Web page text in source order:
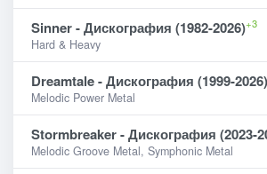
Sinner - Дискография (1982-2026)+3
Hard & Heavy
Dreamtale - Дискография (1999-2026)
Melodic Power Metal
Stormbreaker - Дискография (2023-
Melodic Groove Metal, Symphonic Metal